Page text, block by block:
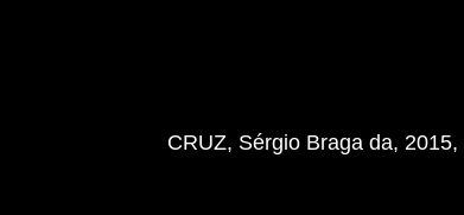
CRUZ, Sérgio Braga da, 2015,